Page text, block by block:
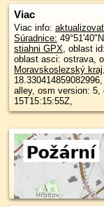
Viac
Viac info:
Súradnice: 49°51'40"N
stiahni GPX, oblast id: 437354, dlzka: 563, oblast name: Ostrava,
oblast asci: ostrava,
Moravskoslezský kraj,
alley, osm version:
15T15:15:55Z,